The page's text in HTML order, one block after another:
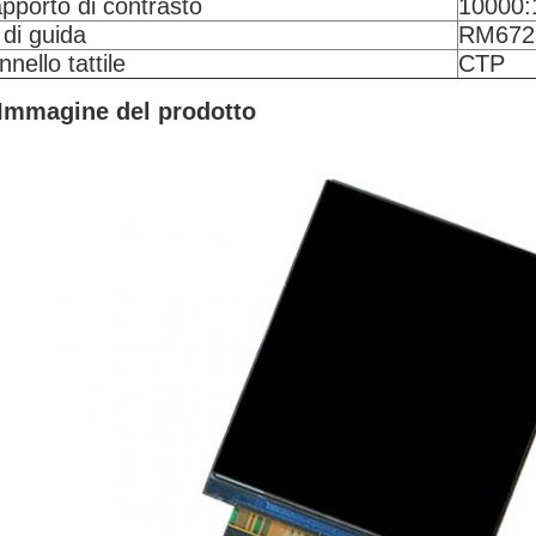
di contrasto
guida
tattile
CTP
del prodotto